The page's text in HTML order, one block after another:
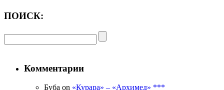
ПОИСК:
Комментарии
Буба on «Курара» – «Архимед» ***